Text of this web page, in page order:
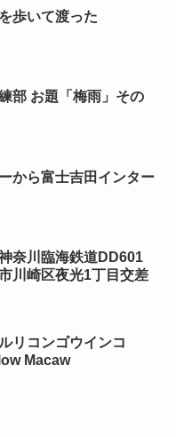
歩いて渡った
部 お題「梅雨」その
から富士吉田インター
奈川臨海鉄道DD601
川崎区夜光1丁目交差
リコンゴウインコ
Macaw